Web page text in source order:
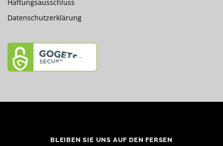
Haftungsausschluss
Datenschutzerklärung
BLEIBEN SIE UNS AUF DEN FERSEN